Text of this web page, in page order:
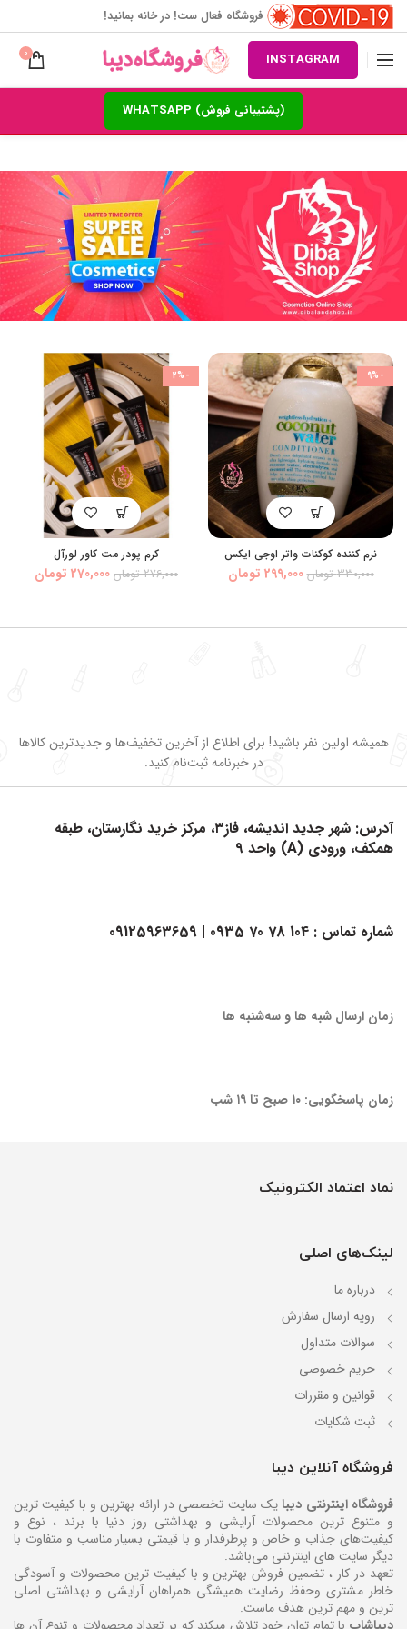
فروشگاه فعال ست! در خانه بمانید!
INSTAGRAM
0
(پشتیبانی فروش) WHATSAPP
-9%
نرم کننده کوکنات واتر اوجی ایکس
330,000 تومانقیمت
299,000 تومان
-2%
کرم پودر مت کاور لورآل
276,000 تومان قیمت
270,000 تومان
همیشه اولین نفر باشید! برای اطلاع از آخرین تخفیف‌ها و جدیدترین کالاها
در خبرنامه ثبت‌نام کنید.
آدرس: شهر جدید اندیشه، فاز۳، مرکز خرید نگارستان، طبقه
همکف، ورودی (A) واحد ۹
شماره تماس : | 09125963659
زمان ارسال شبه ها و سه‌شنبه ها
زمان پاسخگویی: ۱۰ صبح تا ۱۹ شب
نماد اعتماد الکترونیک
لینک‌های اصلی
درباره ما
رویه ارسال سفارش
سوالات متداول
حریم خصوصی
قوانین و مقررات
ثبت شکایات
فروشگاه آنلاین دیبا
فروشگاه اینترنتی دیبا یک سایت تخصصی در ارائه بهترین و با کیفیت ترین
و متنوع ترین محصولات آرایشی و بهداشتی روز دنیا با برند ، نوع و
کیفیت‌های جذاب و خاص و پرطرفدار و با قیمتی بسیار مناسب و متفاوت با
دیگر سایت های اینترنتی می‌باشد.
تعهد در کار ، تضمین فروش بهترین و با کیفیت ترین محصولات و آسودگی
خاطر مشتری وحفظ رضایت همیشگی همراهان آرایشی و بهداشتی اصلی
ترین و مهم ترین هدف ماست.
دیباشاپ با تمام توان خود تلاش میکند که بر تعداد محصولات و تنوع آن ها